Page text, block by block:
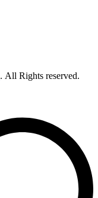
. All Rights reserved.